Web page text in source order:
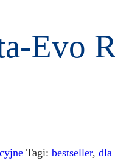
Evo
Tagi: bestseller, dla